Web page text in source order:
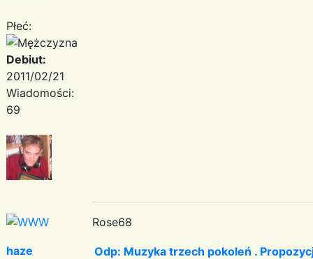
Płeć:
Debiut:
2011/02/21
Wiadomości:
69
Rose68
haze
Odp: Muzyka trzech pokoleń .